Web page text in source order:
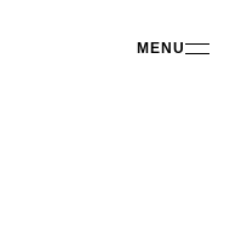
MENU